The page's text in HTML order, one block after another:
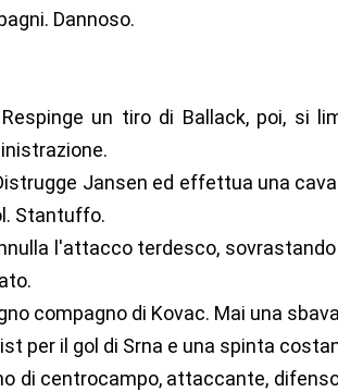
Dannoso.
Respinge un tiro di Ballack, poi, si
Jansen ed effettua una
Stantuffo.
l'attacco terdesco,
compagno di Kovac. Mai una
per il gol di Srna e una spinta
di centrocampo, attaccante,